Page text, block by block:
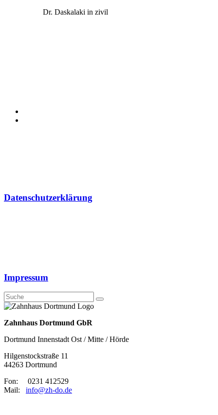
Dr. Daskalaki in zivil
Datenschutzerklärung
Impressum
Zahnhaus Dortmund GbR
Dortmund Innenstadt Ost / Mitte / Hörde
Hilgenstockstraße 11
44263 Dortmund
Fon: 0231 412529
Mail: info@zh-do.de